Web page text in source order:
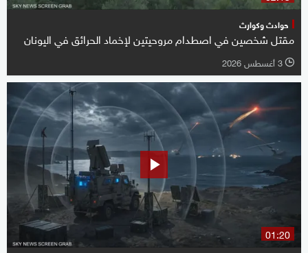
حوادث وكوارث
مقتل شخصين في اصطدام مروحيتين لإخماد الحرائق في اليونان
l 3 أغسطس 2026
01:20